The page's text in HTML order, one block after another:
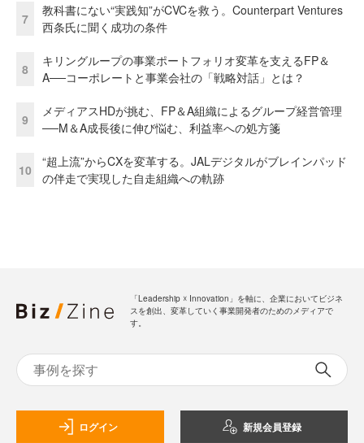
7
教科書にない“実践知”がCVCを救う。Counterpart Ventures
西条氏に聞く成功の条件
8
キリングループの事業ポートフォリオ変革を支えるFP＆
A──コーポレートと事業会社の「戦略対話」とは？
9
メディアスHDが挑む、FP＆A組織によるグループ経営管理
──M＆A成長後に伸び悩む、利益率への処方箋
10
“超上流”からCXを変革する。JALデジタルがブレインパッド
の伴走で実現した自走組織への軌跡
「Leadership ☓ Innovation」を軸に、企業においてビジネ
スを創出、変革していく事業開発者のためのメディアで
す。
ログイン 新規会員登録